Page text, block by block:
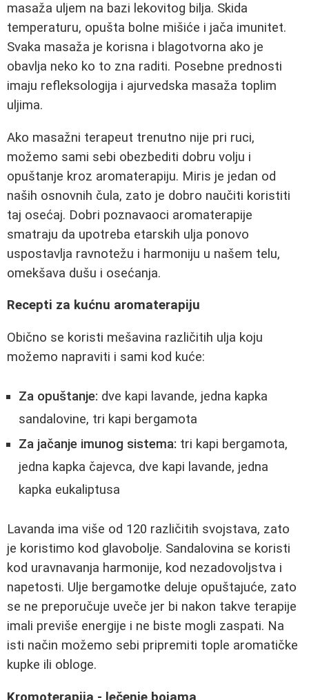
masaža uljem na bazi lekovitog bilja. Skida
temperaturu, opušta bolne mišiće i jača imunitet.
Svaka masaža je korisna i blagotvorna ako je
obavlja neko ko to zna raditi. Posebne prednosti
imaju refleksologija i ajurvedska masaža toplim
uljima.
Ako masažni terapeut trenutno nije pri ruci,
možemo sami sebi obezbediti dobru volju i
opuštanje kroz aromaterapiju. Miris je jedan od
naših osnovnih čula, zato je dobro naučiti koristiti
taj osećaj. Dobri poznavaoci aromaterapije
smatraju da upotreba etarskih ulja ponovo
uspostavlja ravnotežu i harmoniju u našem telu,
omekšava dušu i osećanja.
Recepti za kućnu aromaterapiju
Obično se koristi mešavina različitih ulja koju
možemo napraviti i sami kod kuće:
Za opuštanje: dve kapi lavande, jedna kapka
sandalovine, tri kapi bergamota
Za jačanje imunog sistema: tri kapi bergamota,
jedna kapka čajevca, dve kapi lavande, jedna
kapka eukaliptusa
Lavanda ima više od 120 različitih svojstava, zato
je koristimo kod glavobolje. Sandalovina se koristi
kod uravnavanja harmonije, kod nezadovoljstva i
napetosti. Ulje bergamotke deluje opuštajuće, zato
se ne preporučuje uveče jer bi nakon takve terapije
imali previše energije i ne biste mogli zaspati. Na
isti način možemo sebi pripremiti tople aromatičke
kupke ili obloge.